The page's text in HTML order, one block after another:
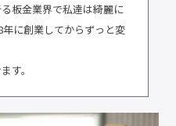
板金業界で私達は綺麗に
に創業してからずっと変
す。